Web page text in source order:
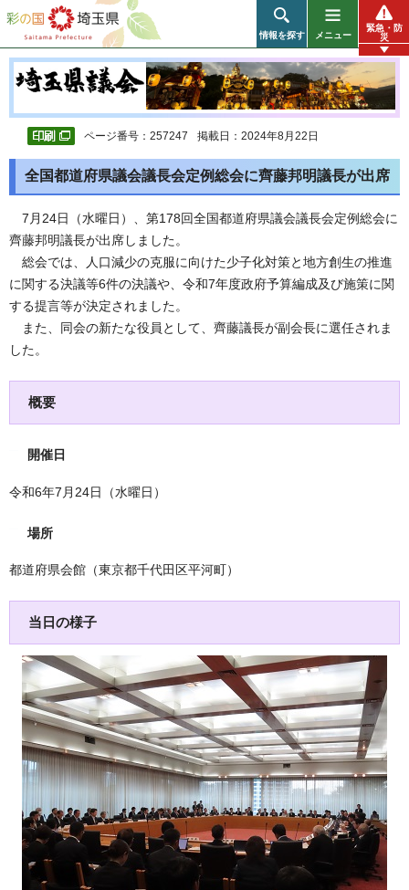
彩の国 埼玉県
情報を探す メニュー
緊急・防
災
ページ番号：257247 掲載日：2024年8月22日
全国都道府県議会議長会定例総会に齊藤邦明議長が出席
7月24日（水曜日）、第178回全国都道府県議会議長会定例総会に
齊藤邦明議長が出席しました。
総会では、人口減少の克服に向けた少子化対策と地方創生の推進
に関する決議等6件の決議や、令和7年度政府予算編成及び施策に関
する提言等が決定されました。
また、同会の新たな役員として、齊藤議長が副会長に選任されま
した。
概要
開催日
令和6年7月24日（水曜日）
場所
都道府県会館（東京都千代田区平河町）
当日の様子